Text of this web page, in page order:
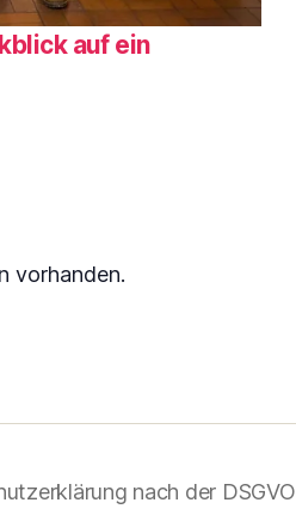
auf ein
vorhanden.
nach der DSGVO